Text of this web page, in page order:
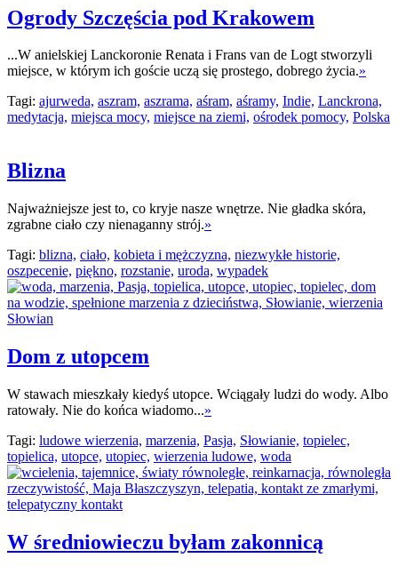
Ogrody Szczęścia pod Krakowem
...W anielskiej Lanckoronie Renata i Frans van de Logt stworzyli
miejsce, w którym ich goście uczą się prostego, dobrego życia.»
Tagi: ajurweda, aszram, aszrama, aśram, aśramy, Indie, Lanckrona,
medytacja, miejsca mocy, miejsce na ziemi, ośrodek pomocy, Polska
Blizna
Najważniejsze jest to, co kryje nasze wnętrze. Nie gładka skóra,
zgrabne ciało czy nienaganny strój.»
Tagi: blizna, ciało, kobieta i mężczyzna, niezwykłe historie,
oszpecenie, piękno, rozstanie, uroda, wypadek
Dom z utopcem
W stawach mieszkały kiedyś utopce. Wciągały ludzi do wody. Albo
ratowały. Nie do końca wiadomo...»
Tagi: ludowe wierzenia, marzenia, Pasja, Słowianie, topielec,
topielica, utopce, utopiec, wierzenia ludowe, woda
W średniowieczu byłam zakonnicą